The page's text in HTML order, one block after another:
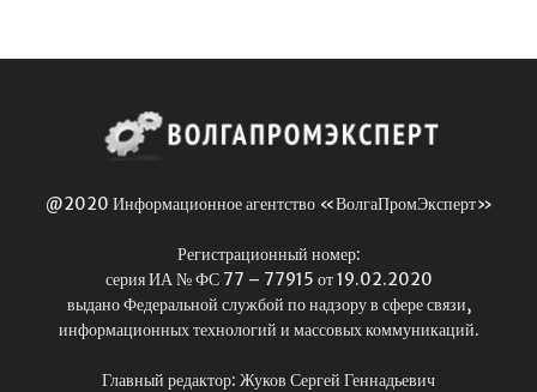
@2020 Информационное агентство «ВолгаПромЭксперт»
Регистрационный номер:
серия ИА № ФС 77 – 77915 от 19.02.2020
выдано Федеральной службой по надзору в сфере связи,
информационных технологий и массовых коммуникаций.
Главный редактор: Жуков Сергей Геннадьевич